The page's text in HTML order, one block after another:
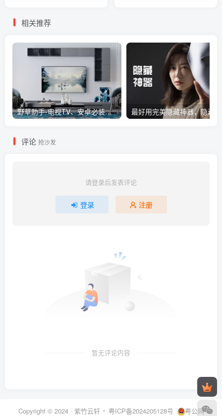
相关推荐
野草助手-电视TV、安卓必装的一款软件，超级好用
评论 抢沙发
请登录后发表评论
登录 注册
暂无评论内容
Copyright © 2024 · 紫竹云轩 粤ICP备2024205128号
粤公网